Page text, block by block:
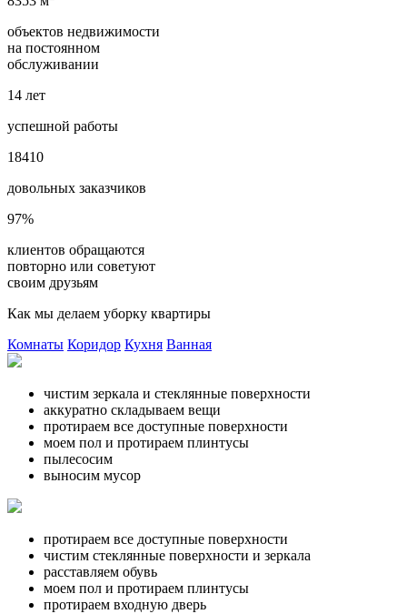
объектов недвижимости
на постоянном
обслуживании
14 лет
успешной работы
18410
довольных заказчиков
97%
клиентов обращаются
повторно или советуют
своим друзьям
Как мы делаем уборку квартиры
Комнаты Коридор Кухня Ванная
чистим зеркала и стеклянные поверхности
аккуратно складываем вещи
протираем все доступные поверхности
моем пол и протираем плинтусы
пылесосим
выносим мусор
протираем все доступные поверхности
чистим стеклянные поверхности и зеркала
расставляем обувь
моем пол и протираем плинтусы
протираем входную дверь